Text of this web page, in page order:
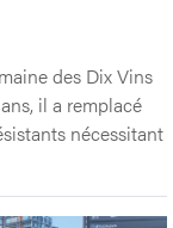
prépare
des Dix Vins
nécessitant